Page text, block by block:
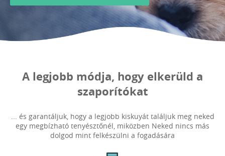
A legjobb módja, hogy elkerüld a
szaporítókat
... és garantáljuk, hogy a legjobb kiskuyát találjuk meg neked
egy megbízható tenyésztőnél, miközben Neked nincs más
dolgod mint felkészülni a fogadására